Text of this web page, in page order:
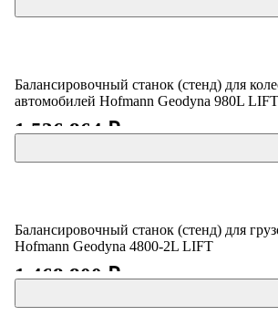
Балансировочный станок (стенд) для
автомобилей Hofmann Geodyna 980L LIFT
1 536 864 ₽
Балансировочный станок (стенд) для
Hofmann Geodyna 4800-2L LIFT
1 468 800 ₽